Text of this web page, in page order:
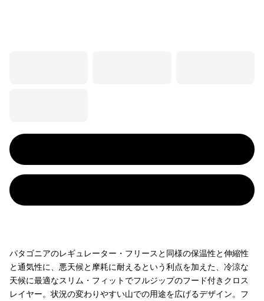
パタゴニアのレギュレーター・フリースと同様の保温性と伸縮性
と通気性に、悪天候と摩耗に耐えるという利点を加えた、冷涼な
天候に最適なスリム・フィットでフルジップのフード付きクロス
レイヤー。状況の変わりやすい山での用途を広げるデザイン。フ